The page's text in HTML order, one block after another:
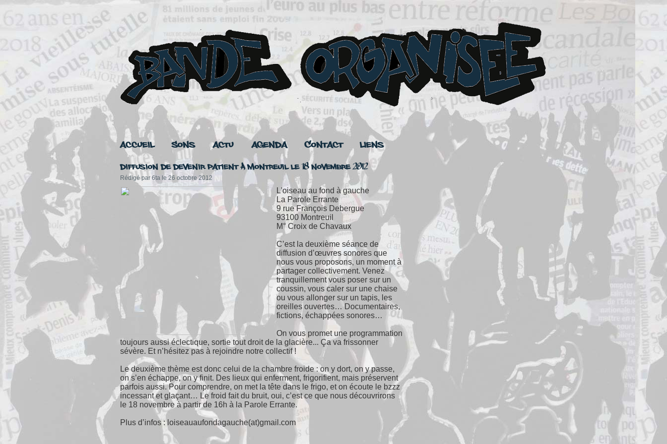
Accueil Sons Actu Agenda Contact Liens
Diffusion de devenir patient à Montreuil le 18 novembre 2012
Rédigé par 6ta le 26 octobre 2012
L'oiseau au fond à gauche
La Parole Errante
9 rue François Debergue
93100 Montreuil
M° Croix de Chavaux
C’est la deuxième séance de
diffusion d’œuvres sonores que
nous vous proposons, un moment à
partager collectivement. Venez
tranquillement vous poser sur un
coussin, vous caler sur une chaise
ou vous allonger sur un tapis, les
oreilles ouvertes… Documentaires,
fictions, échappées sonores…
On vous promet une programmation
toujours aussi éclectique, sortie tout droit de la glacière... Ça va frissonner
sévère. Et n’hésitez pas à rejoindre notre collectif !
Le deuxième thème est donc celui de la chambre froide : on y dort, on y passe,
on s’en échappe, on y finit. Des lieux qui enferment, frigorifient, mais préservent
parfois aussi. Pour comprendre, on met la tête dans le frigo, et on écoute le bzzz
incessant et glaçant… Le froid fait du bruit, oui, c’est ce que nous découvrirons
le 18 novembre à partir de 16h à la Parole Errante.
Plus d’infos : loiseauaufondagauche(at)gmail.com